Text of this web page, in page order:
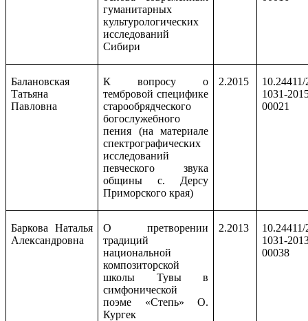
гуманитарных
культурологических
исследований
Сибири
Балановская
Татьяна
Павловна
К вопросу о
тембровой специфике
старообрядческого
богослужебного
пения (на материале
спектрографических
исследований
певческого звука
общины с. Дерсу
Приморского края)
2.2015
1031-
00021
Баркова Наталья
Александровна
О претворении
традиций
национальной
композиторской
школы Тувы в
симфонической
поэме «Степь» О.
Кургек
2.2013
1031-
00038